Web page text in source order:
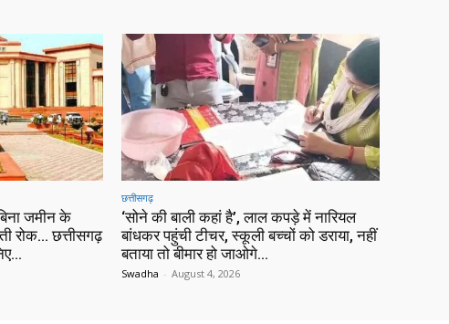
जमीन के
रोक… छत्तीसगढ़
छत्तीसगढ़
‘सोने की बाली कहां है’, लाल कपड़े में नारियल
बांधकर पहुंची टीचर, स्कूली बच्चों को डराया, नहीं
बताया तो बीमार हो जाओगे…
Swadha - August 4, 2026